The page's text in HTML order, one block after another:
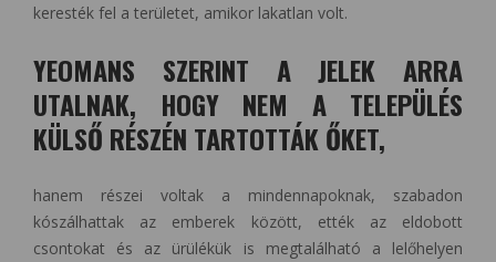
keresték fel a területet, amikor lakatlan volt.
YEOMANS SZERINT A JELEK ARRA
UTALNAK, HOGY NEM A TELEPÜLÉS
KÜLSŐ RÉSZÉN TARTOTTÁK ŐKET,
hanem részei voltak a mindennapoknak, szabadon
kószálhattak az emberek között, ették az eldobott
csontokat és az ürülékük is megtalálható a lelőhelyen